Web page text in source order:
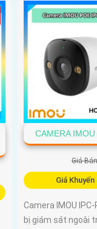
CAMERA
Giá
Giá
Camera IMOU
bị giám sát ngoài